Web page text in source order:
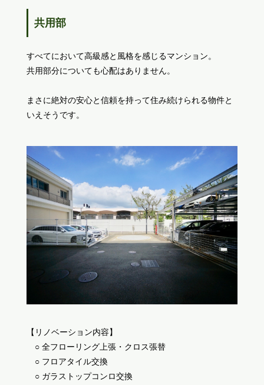
共用部
すべてにおいて高級感と風格を感じるマンション。
共用部分についても心配はありません。
まさに絶対の安心と信頼を持って住み続けられる物件と
いえそうです。
【リノベーション内容】
○ 全フローリング上張・クロス張替
○ フロアタイル交換
○ ガラストップコンロ交換